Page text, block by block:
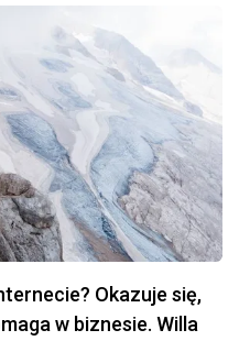
Okazuje się,
w biznesie. Willa